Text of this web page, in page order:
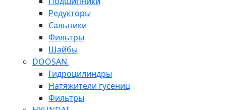
Редукторы
Сальники
Фильтры
Шайбы
DOOSAN
Гидроцилиндры
Натяжители гусениц
Фильтры